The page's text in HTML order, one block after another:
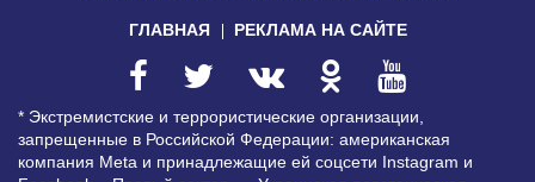
ГЛАВНАЯ РЕКЛАМА НА САЙТЕ
* Экстремистские и террористические организации,
запрещенные в Российской Федерации: американская
компания Meta и принадлежащие ей соцсети Instagram и